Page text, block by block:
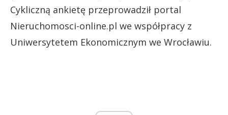
Cykliczną ankietę przeprowadził portal
Nieruchomosci-online.pl we współpracy z
Uniwersytetem Ekonomicznym we Wrocławiu.